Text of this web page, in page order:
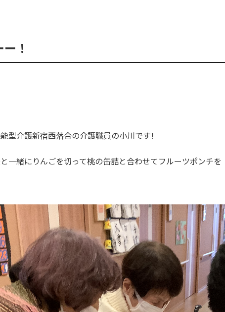
！
型介護新宿西落合の介護職員の小川です!
一緒にりんごを切って桃の缶詰と合わせてフルーツポンチを